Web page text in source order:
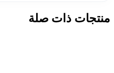
منتجات ذات صلة